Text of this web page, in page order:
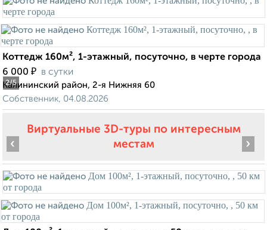
2/5
Коттедж 160м², 1-этажный, посуточно, в черте города
6 000 ₽ в сутки
Калининский район, 2-я Нижняя 60
Собственник, 04.08.2026
Виртуальные 3D-туры по интересным
местам
‹ ›